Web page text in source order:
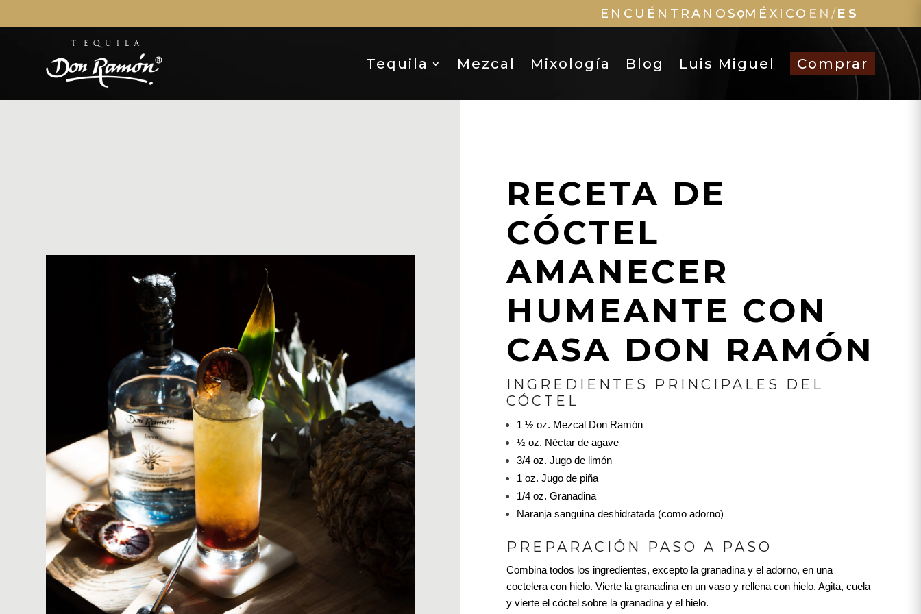
ENCUÉNTRANOS MÉXICO EN/ES
Tequila Mezcal Mixología Blog Luis Miguel Comprar
RECETA DE
CÓCTEL
AMANECER
HUMEANTE CON
CASA DON RAMÓN
INGREDIENTES PRINCIPALES DEL
CÓCTEL
1 ½ oz. Mezcal Don Ramón
½ oz. Néctar de agave
3/4 oz. Jugo de limón
1 oz. Jugo de piña
1/4 oz. Granadina
Naranja sanguina deshidratada (como adorno)
PREPARACIÓN PASO A PASO
Combina todos los ingredientes, excepto la granadina y el adorno, en una
coctelera con hielo. Vierte la granadina en un vaso y rellena con hielo. Agita, cuela
y vierte el cóctel sobre la granadina y el hielo.